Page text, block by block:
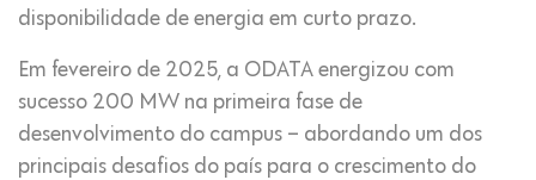
disponibilidade de energia em curto prazo.
Em fevereiro de 2025, a ODATA energizou com
sucesso 200 MW na primeira fase de
desenvolvimento do campus – abordando um dos
principais desafios do país para o crescimento do